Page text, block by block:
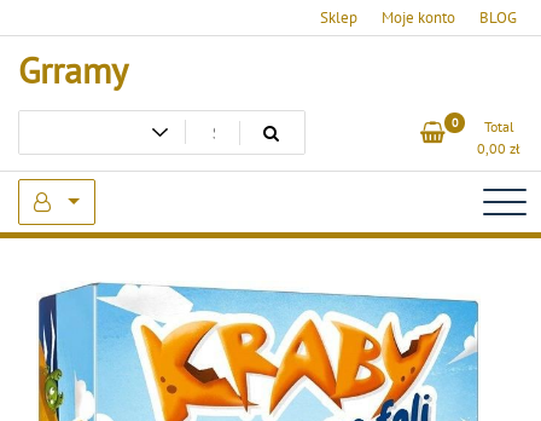
to
content
Sklep Moje konto BLOG
Grramy
0
Total
0,00 zł